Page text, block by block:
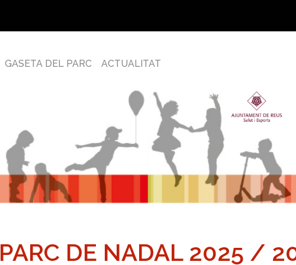
GASETA DEL PARC ACTUALITAT
PARC DE NADAL 2025 /